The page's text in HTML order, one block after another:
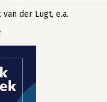
door de
van der Lugt, e.a.